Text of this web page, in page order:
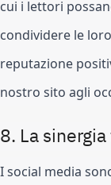
cui i lettori
condividere le
reputazione
nostro sito agli
8. La
I social media